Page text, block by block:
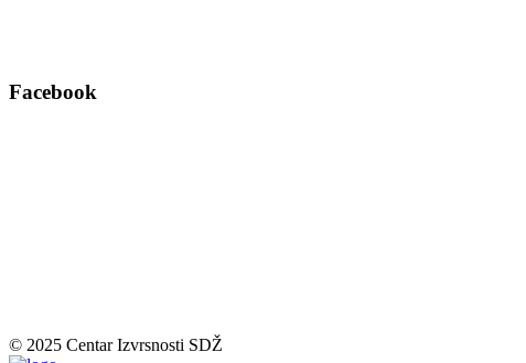
Facebook
© 2025 Centar Izvrsnosti SDŽ